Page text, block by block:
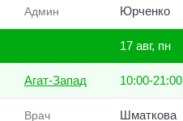
Админ Юрченко
17 авг, пн
Агат-Запад 10:00-21:00
Врач Шматкова